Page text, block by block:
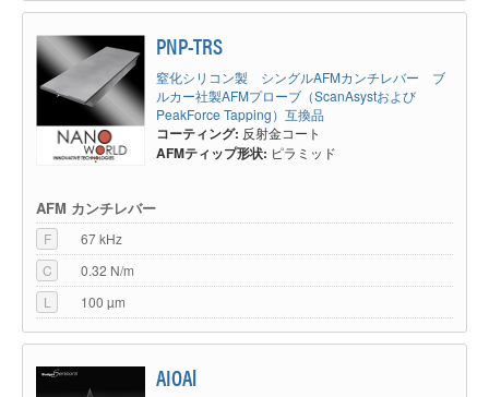
PNP-TRS
窒化シリコン製 シングルAFMカンチレバー ブ
ルカー社製AFMプローブ（ScanAsystおよび
PeakForce Tapping）互換品
コーティング: 反射金コート
AFMティップ形状: ピラミッド
AFM カンチレバー
F
67 kHz
C
0.32 N/m
L
100 µm
AIOAl